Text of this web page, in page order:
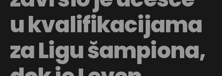
u kvalifikacijama
za Ligu šampiona,